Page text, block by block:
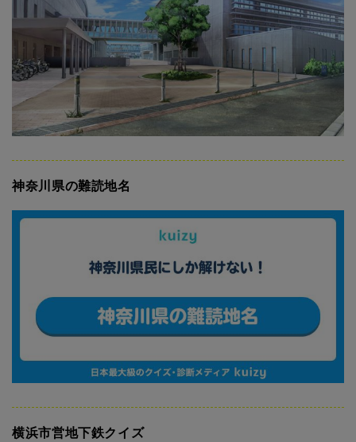
神奈川県の難読地名
横浜市営地下鉄クイズ